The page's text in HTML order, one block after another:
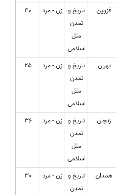
قزوین
تاریخ و
تمدن
ملل
اسلامی
زن - مرد 40
تهران
تاریخ و
تمدن
ملل
اسلامی
زن - مرد 25
زنجان
تاریخ و
تمدن
ملل
اسلامی
زن - مرد 36
همدان
تاریخ و
تمدن
زن - مرد 30